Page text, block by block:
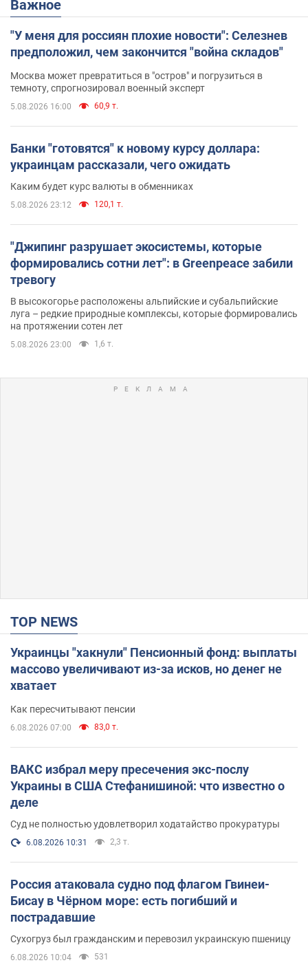
Важное
"У меня для россиян плохие новости": Селезнев
предположил, чем закончится "война складов"
Москва может превратиться в "остров" и погрузиться в
темноту, спрогнозировал военный эксперт
5.08.2026 16:00 60,9 т.
Банки "готовятся" к новому курсу доллара:
украинцам рассказали, чего ожидать
Каким будет курс валюты в обменниках
5.08.2026 23:12 120,1 т.
"Джипинг разрушает экосистемы, которые
формировались сотни лет": в Greenpeace забили
тревогу
В высокогорье расположены альпийские и субальпийские
луга – редкие природные комплексы, которые формировались
на протяжении сотен лет
5.08.2026 23:00 1,6 т.
TOP NEWS
Украинцы "хакнули" Пенсионный фонд: выплаты
массово увеличивают из-за исков, но денег не
хватает
Как пересчитывают пенсии
6.08.2026 07:00 83,0 т.
ВАКС избрал меру пресечения экс-послу
Украины в США Стефанишиной: что известно о
деле
Суд не полностью удовлетворил ходатайство прокуратуры
6.08.2026 10:31 2,3 т.
Россия атаковала судно под флагом Гвинеи-
Бисау в Чёрном море: есть погибший и
пострадавшие
Сухогруз был гражданским и перевозил украинскую пшеницу
6.08.2026 10:04 531